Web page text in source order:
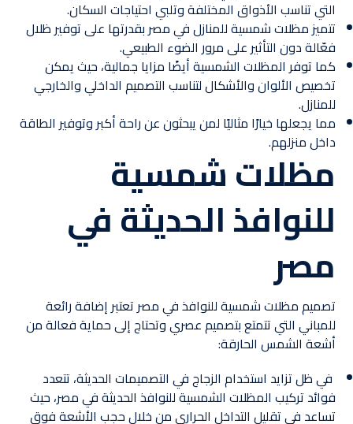
التي تناسب الأذواق المختلفة وتلبي احتياجات السكان.
تتميز مظلات شمسية للمنازل في مصر بقدرتها على توفير ظلال
فعّالة دون التأثير على مرور الضوء الطبيعي.
كما توفر المظلات الشمسية أيضًا مزايا جمالية، حيث يمكن
تخصيص الألوان والأشكال لتناسب التصميم الداخلي والخارجي
للمنازل.
مما يجعلها خيارًا مثاليًا لمن يبحثون عن راحة أكبر وتوفير الطاقة
داخل منزلهم.
مظلات شمسية
للنوافذ الحديثة في
مصر
تصميم مظلات شمسية للنوافذ في مصر تعتبر إضافة رائعة
للمباني التي تتمتع بتصميم عصري وتحتاج إلى حماية فعالة من
أشعة الشمس الحارقة:
في ظل تزايد استخدام الزجاج في التصميمات الحديثة، تتعدد
فوائد تركيب المظلات الشمسية للنوافذ الحديثة في مصر، حيث
تساعد في تقليل التداخل الحراري من خلال حجب الأشعة فوق